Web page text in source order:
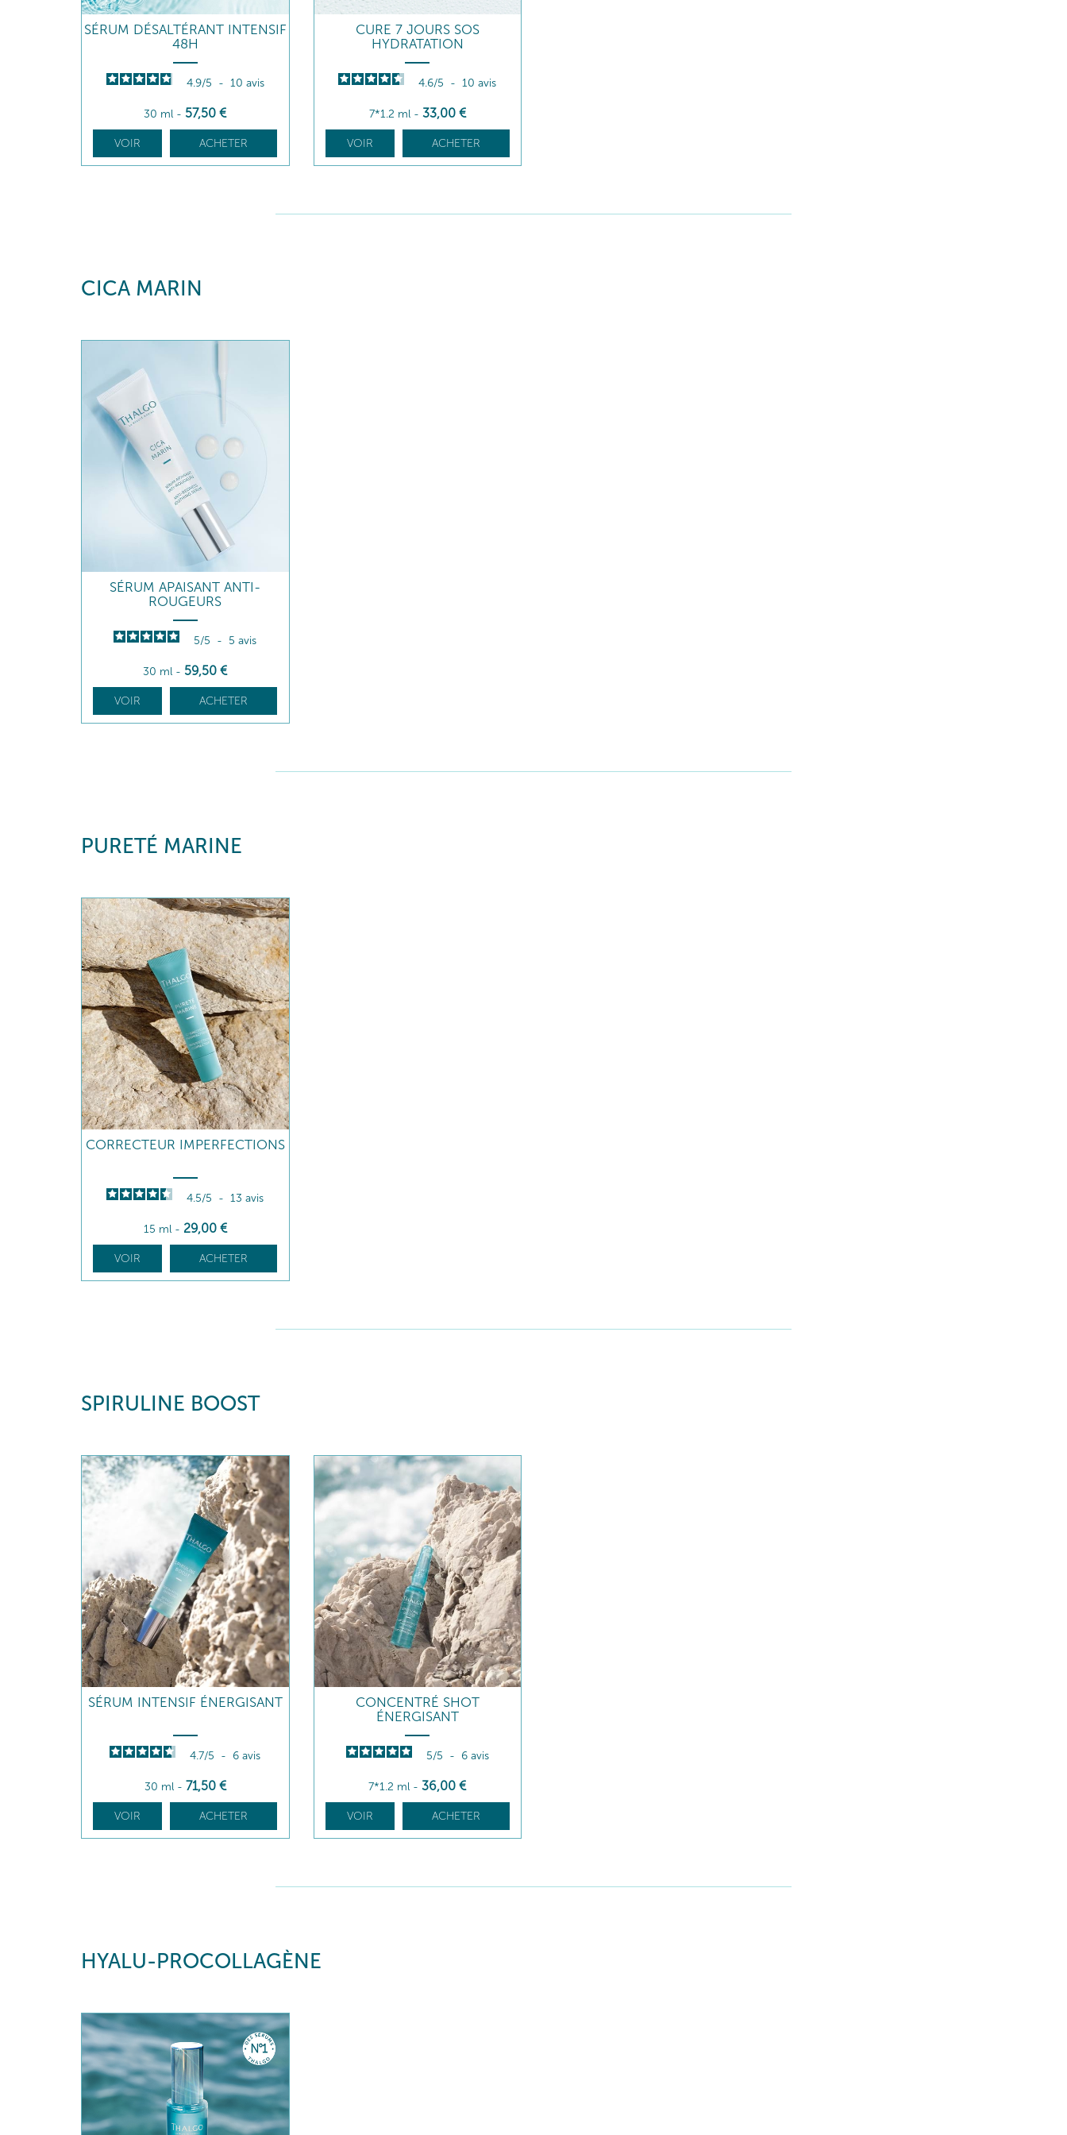
SÉRUM DÉSALTÉRANT INTENSIF
48H
4.9/5 - 10 avis
30 ml - 57,50 €
VOIR ACHETER
CURE 7 JOURS SOS
HYDRATATION
4.6/5 - 10avis
7*1.2 ml - 33,00 €
VOIR ACHETER
CICA MARIN
SÉRUM APAISANT ANTI-
ROUGEURS
5/5 - 5avis
30 ml - 59,50 €
VOIR ACHETER
PURETÉ MARINE
CORRECTEUR IMPERFECTIONS
4.5/5 - 13avis
15 ml - 29,00 €
VOIR ACHETER
SPIRULINE BOOST
SÉRUM INTENSIF ÉNERGISANT
4.7/5 - 6avis
30 ml - 71,50 €
VOIR ACHETER
CONCENTRÉ SHOT
ÉNERGISANT
5/5 - 6 avis
7*1.2 ml -36,00 €
VOIR ACHETER
HYALU-PROCOLLAGÈNE